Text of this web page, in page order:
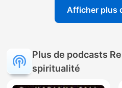
Afficher plus
Plus de podcasts
spiritualité